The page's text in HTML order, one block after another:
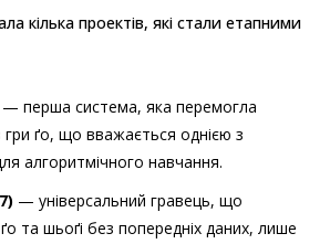
кілька проектів, які стали етапними
— перша система, яка перемогла
гри ґо, що вважається однією з
алгоритмічного навчання.
— універсальний гравець, що
та шьоґі без попередніх даних, лише